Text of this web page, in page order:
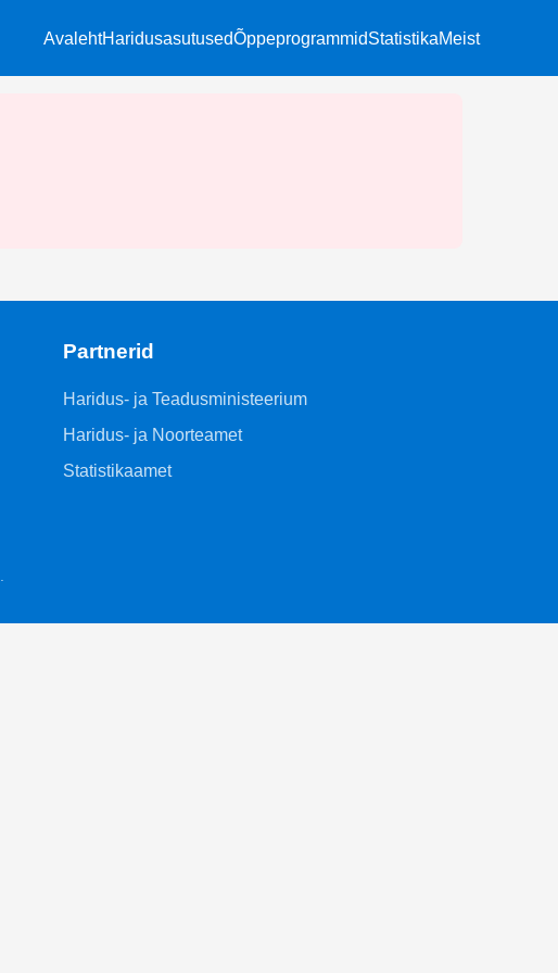
AvalehtHaridusasutusedÕppeprogrammidStatistikaMeist
Partnerid
Haridus- ja Teadusministeerium
Haridus- ja Noorteamet
Statistikaamet